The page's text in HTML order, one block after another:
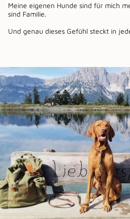
Meine eigenen Hunde sind für mich
sind Familie.
Und genau dieses Gefühl steckt in